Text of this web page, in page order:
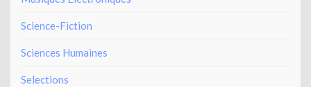
Science-Fiction
Sciences Humaines
Selections